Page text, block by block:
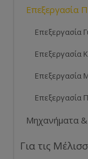
Επεξεργασία
Επεξεργασία
Επεξεργασία
Επεξεργασία
Επεξεργασία
Μηχανήματα &
Για τις